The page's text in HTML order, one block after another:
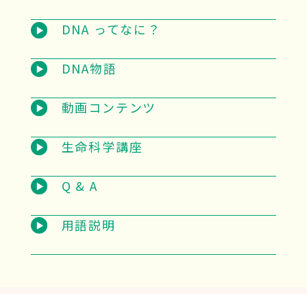
DNA ってなに？
DNA物語
動画コンテンツ
生命科学講座
Q & A
用語説明